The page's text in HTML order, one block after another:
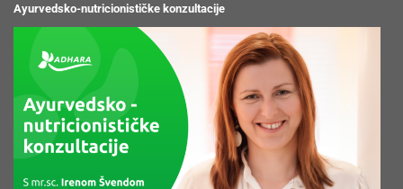
Ayurvedsko-nutricionističke konzultacije